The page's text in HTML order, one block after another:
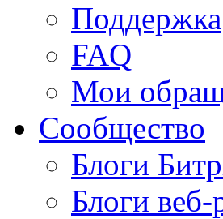
Поддержка
FAQ
Мои
Сообщество
Блоги
Блоги веб-